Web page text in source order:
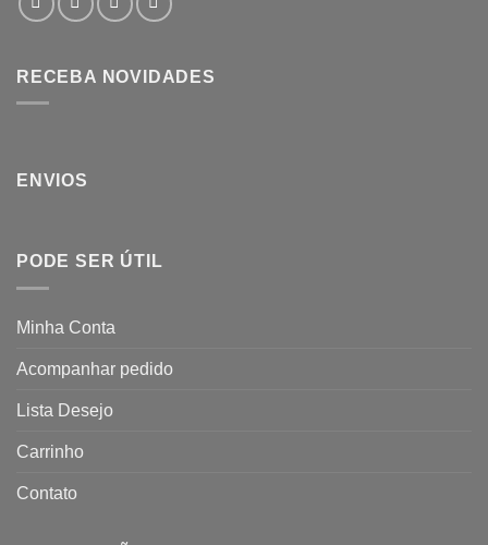
RECEBA NOVIDADES
ENVIOS
PODE SER ÚTIL
Minha Conta
Acompanhar pedido
Lista Desejo
Carrinho
Contato